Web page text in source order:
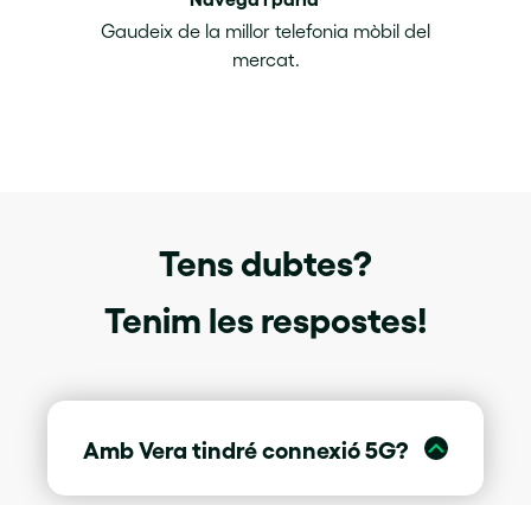
Gaudeix de la millor telefonia mòbil del
mercat.
Tens dubtes?
Tenim les respostes!
Amb Vera tindré connexió 5G?